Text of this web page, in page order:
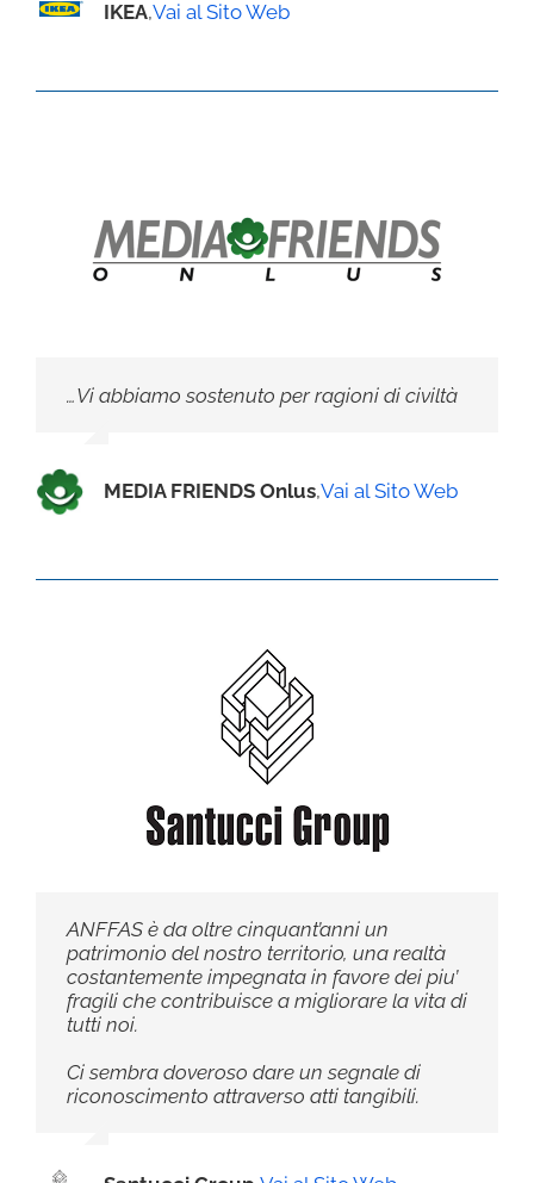
IKEA,Vai al Sito Web
…Vi abbiamo sostenuto per ragioni di civiltà
MEDIA FRIENDS Onlus,Vai al Sito Web
ANFFAS è da oltre cinquant’anni un
patrimonio del nostro territorio, una realtà
costantemente impegnata in favore dei piu’
fragili che contribuisce a migliorare la vita di
tutti noi.
Ci sembra doveroso dare un segnale di
riconoscimento attraverso atti tangibili.